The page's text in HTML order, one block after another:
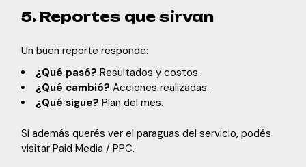
5. Reportes que sirvan
Un buen reporte responde:
¿Qué pasó? Resultados y costos.
¿Qué cambió? Acciones realizadas.
¿Qué sigue? Plan del mes.
Si además querés ver el paraguas del servicio, podés
visitarPaid Media / PPC.